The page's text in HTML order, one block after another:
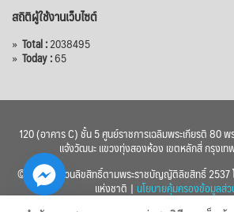
สถิติผู้ใช้งานเว็บไซต์
» Total :2038495
» Today :65
120 (อาคาร C) ชั้น 5 ศูนย์ราชการเฉลิมพระเกียรติ 80
แจ้งวัฒนะ แขวงทุ่งสองห้อง เขตหลักสี่ กรุงเ
© 2560 สงวนลิขสิทธิ์ตามพระราชบัญญัติลิขสิทธิ์ 2537
แห่งชาติ | นโยบายคุ้มครองข้อมูลส่